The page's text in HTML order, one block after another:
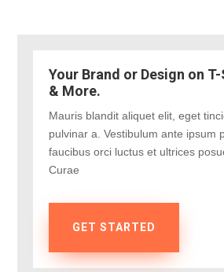
Your Brand or Design on
& More.
Mauris blandit aliquet elit, eget
pulvinar a. Vestibulum ante ipsum
faucibus orci luctus et ultrices
Curae
GET STARTED